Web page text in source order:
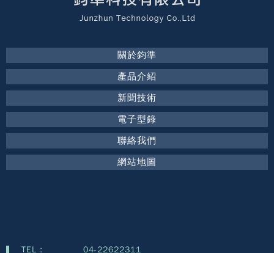
關於鈞準
產品介紹
新聞技術
電子型錄
聯絡我們
網站地圖
TEL : 04-22622311